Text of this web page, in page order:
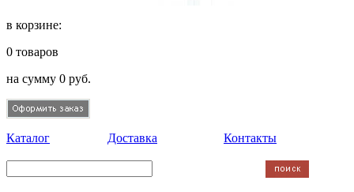
в корзине:
0 товаров
на сумму 0 руб.
Каталог Доставка Контакты